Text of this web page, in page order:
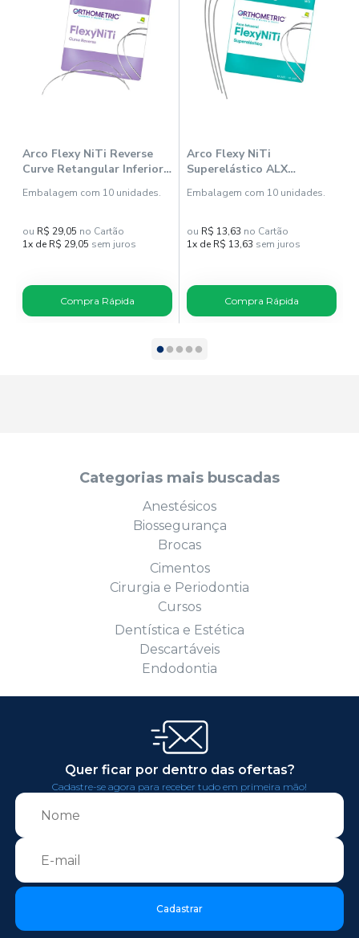
Arco Flexy NiTi Reverse
Curve Retangular Inferior
Orthometric
Embalagem com 10 unidades.
ou R$ 29,05 no Cartão
1x de R$ 29,05 sem juros
Compra Rápida
Arco Flexy NiTi
Superelástico ALX
Orthometric
Embalagem com 10 unidades.
ou R$ 13,63 no Cartão
1x de R$ 13,63 sem juros
Compra Rápida
Categorias mais buscadas
Anestésicos
Biossegurança
Brocas
Cimentos
Cirurgia e Periodontia
Cursos
Dentística e Estética
Descartáveis
Endodontia
Quer ficar por dentro das ofertas?
Cadastre-se agora para receber tudo em primeira mão!
Cadastrar